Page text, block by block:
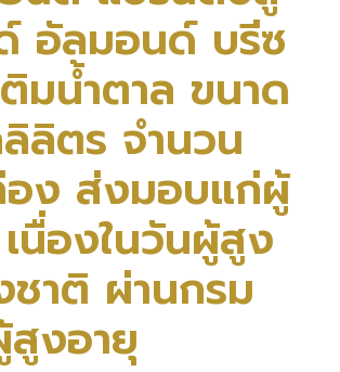
อัลมอนด์ บรีซ
มน้ำตาล ขนาด
ลิตร จำนวน
ง ส่งมอบแก่ผู้
นื่องในวันผู้สูง
ชาติ ผ่านกรม
งอายุ